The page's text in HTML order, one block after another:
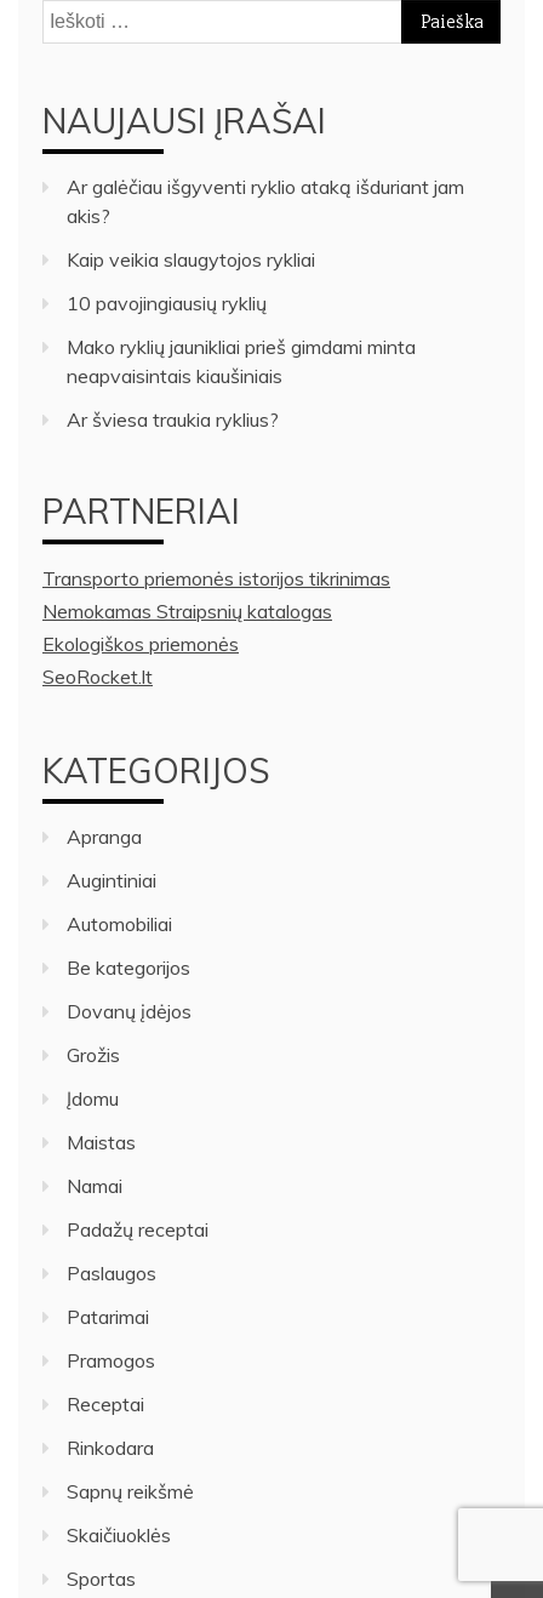
Ieškoti:
NAUJAUSI ĮRAŠAI
Ar galėčiau išgyventi ryklio ataką išduriant jam
akis?
Kaip veikia slaugytojos rykliai
10 pavojingiausių ryklių
Mako ryklių jaunikliai prieš gimdami minta
neapvaisintais kiaušiniais
Ar šviesa traukia ryklius?
PARTNERIAI
Transporto priemonės istorijos tikrinimas
Nemokamas Straipsnių katalogas
Ekologiškos priemonės
SeoRocket.lt
KATEGORIJOS
Apranga
Augintiniai
Automobiliai
Be kategorijos
Dovanų įdėjos
Grožis
Įdomu
Maistas
Namai
Padažų receptai
Paslaugos
Patarimai
Pramogos
Receptai
Rinkodara
Sapnų reikšmė
Skaičiuoklės
Sportas